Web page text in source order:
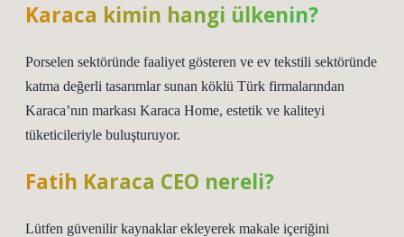
Karaca kimin hangi ülkenin?
Porselen sektöründe faaliyet gösteren ve ev tekstili sektöründe
katma değerli tasarımlar sunan köklü Türk firmalarından
Karaca’nın markası Karaca Home, estetik ve kaliteyi
tüketicileriyle buluşturuyor.
Fatih Karaca CEO nereli?
Lütfen güvenilir kaynaklar ekleyerek makale içeriğini